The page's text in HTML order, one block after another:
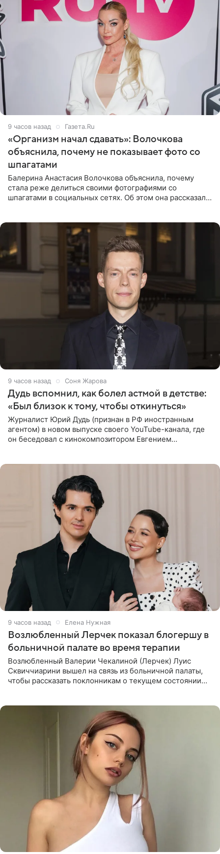
9 часов назад Газета.Ru
«Организм начал сдавать»: Волочкова
объяснила, почему не показывает фото со
шпагатами
Балерина Анастасия Волочкова объяснила, почему
стала реже делиться своими фотографиями со
шпагатами в социальных сетях. Об этом она рассказала
9 часов назад Соня Жарова
Дудь вспомнил, как болел астмой в детстве:
«Был близок к тому, чтобы откинуться»
Журналист Юрий Дудь (признан в РФ иностранным
агентом) в новом выпуске своего YouTube-канала, где
он беседовал с кинокомпозитором Евгением
9 часов назад Елена Нужная
Возлюбленный Лерчек показал блогершу в
больничной палате во время терапии
Возлюбленный Валерии Чекалиной (Лерчек) Луис
Сквиччиарини вышел на связь из больничной палаты,
чтобы рассказать поклонникам о текущем состоянии